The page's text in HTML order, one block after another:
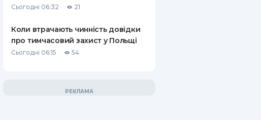
Сьогодні 06:32 21
Коли втрачають чинність довідки
про тимчасовий захист у Польщі
Сьогодні 06:15 54